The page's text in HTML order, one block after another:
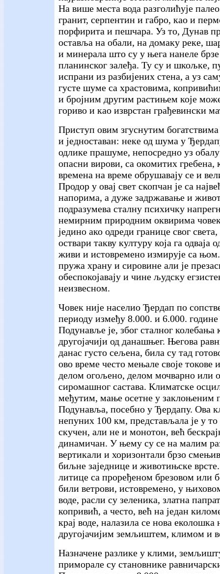
На више места вода разголићује
гранит, серпентин и габро, као и
порфирита и пешчара. Уз то, Дунав
оставља на обали, на домаку реке,
и минерала што су у њега нанеле
планинског залеђа. Ту су и шкољке,
испрани из разбијених стена, а уз
густе шуме са храстовима,
и бројним другим растињем које
гориво и као изврстан грађевински
Приступ овим згуснутим
и једноставан: неке од шума у
одлике прашуме, непосредно уз
опасни вирови, са окомитих гребена,
времена на време обрушавају се и
Продор у овај свет скопчан је са
напорима, а дуже задржавање и
подразумева сталну психичку
немирним природним оквирима
једино ако одреди границе свог
оствари такву културу која га одваја
живи и истовремено измирује са
пружа храну и сировине али је
обеспокојавају и чине људску
неизвесном.
Човек није населио Ђердап по
периоду између 8.000. и 6.000. године
Подунавље је, због сталног колебања
другојачији од данашњег. Његова
данас густо сељена, била су тад
ово време често мењале своје
делом огољено, делом мочварно или
сиромашног састава. Климатске
међутим, мање осетне у заклоњеним
Подунавља, посебно у Ђердапу. Ова
непуних 100 км, представљала је у то
скучен, али не и монотон, већ
динамичан. У њему су се на малим
вертикали и хоризонтали брзо
биљне заједнице и животињске
литице са проређеном брезовом или
били ветрови, истовремено, у
воде, расли су зеленика, златна
копривић, а често, већ на један
крај воде, налазила се нова еколошка
другојачијим земљиштем, климом и
Назначене разлике у клими,
приморале су становнике